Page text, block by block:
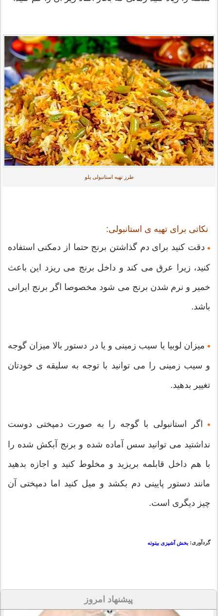
طرز تهیه استانبولی پلو
نکاتی برای تهیه ی استانبولی:
• دقت کنید برای دم گذاشتن برنج حتما از دمکنی استفاده
کنید، زیرا عرق می کند و داخل برنج می ریزد این باعث
خمیر و نرم شدن برنج می شود مخصوصا اگر برنج ایرانی
باشد.
• میزان لوبیا یا سیب زمینی و یا در دستور بالا میزان گوجه
و سیب زمینی را می توانید با توجه به سلیقه ی خودتان
تغییر بدهید.
• اگر استانبولی با گوجه را به صورت دمپختی دوست
نداشتید می توانید سس آماده شده و برنج آبکش شده را
با هم داخل قابلمه بریزید و مخلوط کنید و اجازه بدهید
مانند دستور پایینی دم بکشد و میل کنید اما دمپختی آن
چیز دیگری است.
گردآوری: بخش آشپزی بیتوته
پیشنهاد امروز